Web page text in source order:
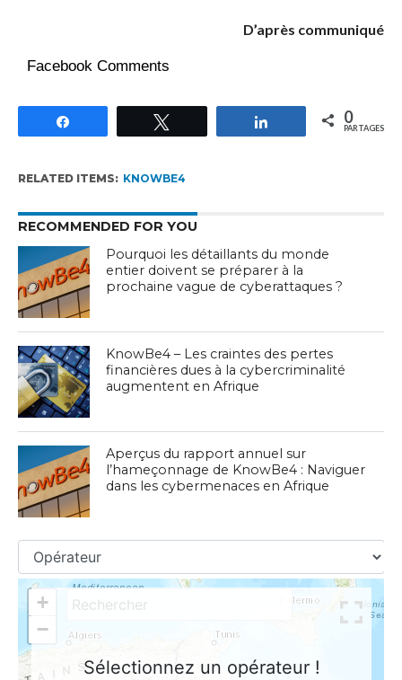
D’après communiqué
Facebook Comments
Partagez 0
PARTAGES
RELATED ITEMS: KNOWBE4
RECOMMENDED FOR YOU
Pourquoi les détaillants du monde
entier doivent se préparer à la
prochaine vague de cyberattaques ?
KnowBe4 – Les craintes des pertes
financières dues à la cybercriminalité
augmentent en Afrique
Aperçus du rapport annuel sur
l’hameçonnage de KnowBe4 : Naviguer
dans les cybermenaces en Afrique